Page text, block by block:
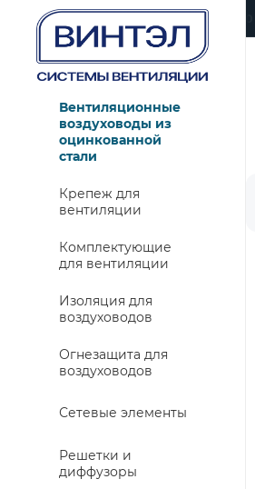
Вентиляционные
воздуховоды из
оцинкованной
стали
Крепеж для
вентиляции
Комплектующие
для вентиляции
Изоляция для
воздуховодов
Огнезащита для
воздуховодов
Сетевые элементы
Решетки и
диффузоры